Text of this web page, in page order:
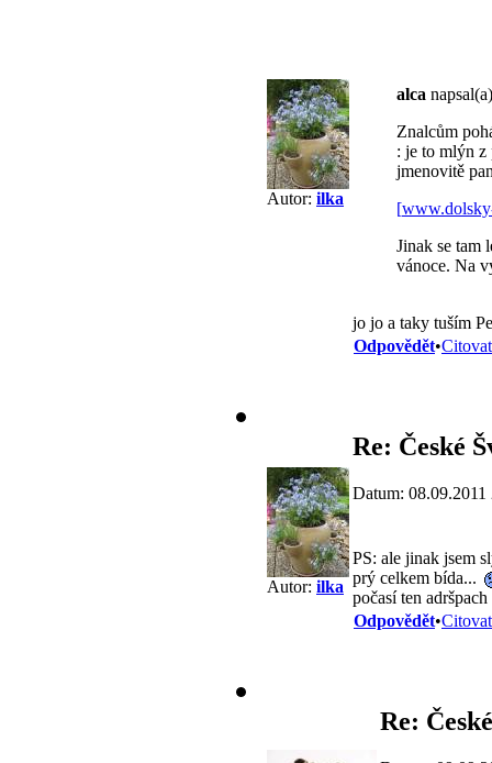
Autor: ilka
alca
Znalcům
: je to mlýn z
jmenovitě
[
Jinak se tam
vánoce. Na
jo jo a taky tuším
Odpovědět•Citovat
Autor: ilka
Re: České
Datum: 08.09.2011
PS: ale jinak jsem
prý celkem bída...
počasí ten adršpach
Odpovědět•Citovat
Re: